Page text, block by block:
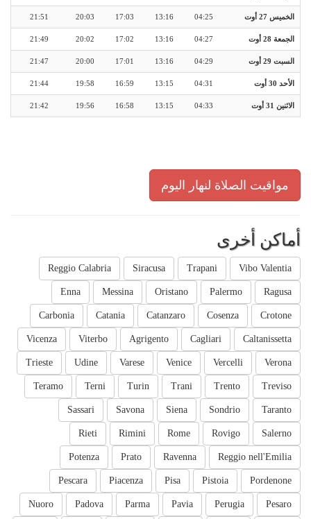
الخميس 27 أوت 04:25
13:16
17:03
20:03
21:51
الجمعة 28 أوت 04:27
13:16
17:02
20:02
21:49
السبت 29 أوت 04:29
13:16
17:01
20:00
21:47
الأحد 30 أوت 04:31
13:15
16:59
19:58
21:44
الاثنين 31 أوت 04:33
13:15
16:58
19:56
21:42
مواقيت الصلاة لنهار اليوم
أماكن أخرى
Vibo Valentia
Trapani
Siracusa
Reggio Calabria
Ragusa
Palermo
Oristano
Messina
Enna
Crotone
Cosenza
Catanzaro
Catania
Carbonia
Caltanissetta
Cagliari
Agrigento
Viterbo
Vicenza
Verona
Vercelli
Venice
Varese
Udine
Trieste
Treviso
Trento
Trani
Turin
Terni
Teramo
Taranto
Sondrio
Siena
Savona
Sassari
Salerno
Rovigo
Rome
Rimini
Rieti
Reggio nell'Emilia
Ravenna
Prato
Potenza
Pordenone
Pistoia
Pisa
Piacenza
Pescara
Pesaro
Perugia
Pavia
Parma
Padova
Nuoro